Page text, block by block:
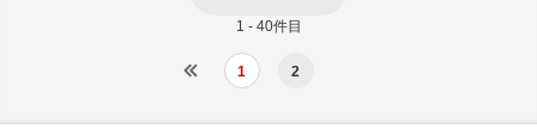
1 - 40件目
1 2